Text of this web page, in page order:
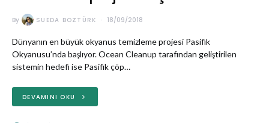
By SUEDA BOZTÜRK 18/09/2018
Dünyanın en büyük okyanus temizleme projesi Pasifik
Okyanusu’nda başlıyor. Ocean Cleanup tarafından geliştirilen
sistemin hedefi ise Pasifik çöp…
DEVAMINI OKU